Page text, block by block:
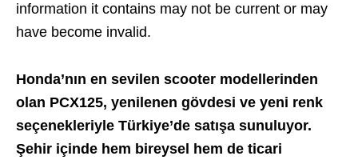
information it contains may not be current or may
have become invalid.
Honda’nın en sevilen scooter modellerinden
olan PCX125, yenilenen gövdesi ve yeni renk
seçenekleriyle Türkiye’de satışa sunuluyor.
Şehir içinde hem bireysel hem de ticari